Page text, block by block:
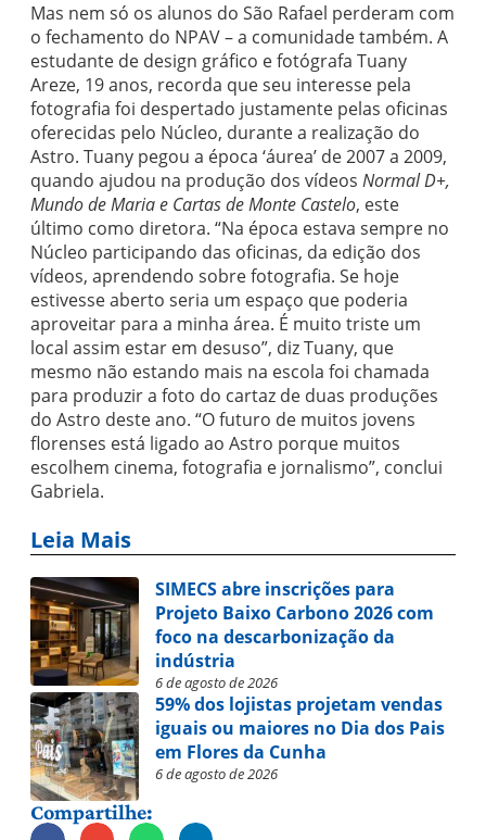
Mas nem só os alunos do São Rafael perderam com
o fechamento do NPAV – a comunidade também. A
estudante de design gráfico e fotógrafa Tuany
Areze, 19 anos, recorda que seu interesse pela
fotografia foi despertado justamente pelas oficinas
oferecidas pelo Núcleo, durante a realização do
Astro. Tuany pegou a época ‘áurea’ de 2007 a 2009,
quando ajudou na produção dos vídeos Normal D+,
Mundo de Maria e Cartas de Monte Castelo, este
último como diretora. “Na época estava sempre no
Núcleo participando das oficinas, da edição dos
vídeos, aprendendo sobre fotografia. Se hoje
estivesse aberto seria um espaço que poderia
aproveitar para a minha área. É muito triste um
local assim estar em desuso”, diz Tuany, que
mesmo não estando mais na escola foi chamada
para produzir a foto do cartaz de duas produções
do Astro deste ano. “O futuro de muitos jovens
florenses está ligado ao Astro porque muitos
escolhem cinema, fotografia e jornalismo”, conclui
Gabriela.
Leia Mais
SIMECS abre inscrições para
Projeto Baixo Carbono 2026 com
foco na descarbonização da
indústria
6 de agosto de 2026
59% dos lojistas projetam vendas
iguais ou maiores no Dia dos Pais
em Flores da Cunha
6 de agosto de 2026
Compartilhe: